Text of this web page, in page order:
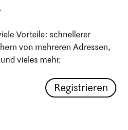
Vorteile: schnellerer
von mehreren Adressen,
vieles mehr.
Registrieren